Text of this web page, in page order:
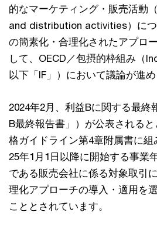
的なマーケティング・販売活動
and distribution activities）につ
の簡素化・合理化されたアプロ
して、OECD／包摂的枠組み（
以下「IF」）において議論が進め
2024年2月、利益Bに関する最終
B最終報告書」）が公表される
格ガイドライン第4章附属書に
25年1月1日以降に開始する事業
である販売会社に係る対象取引
理化アプローチの導入・適用を
こととされています。